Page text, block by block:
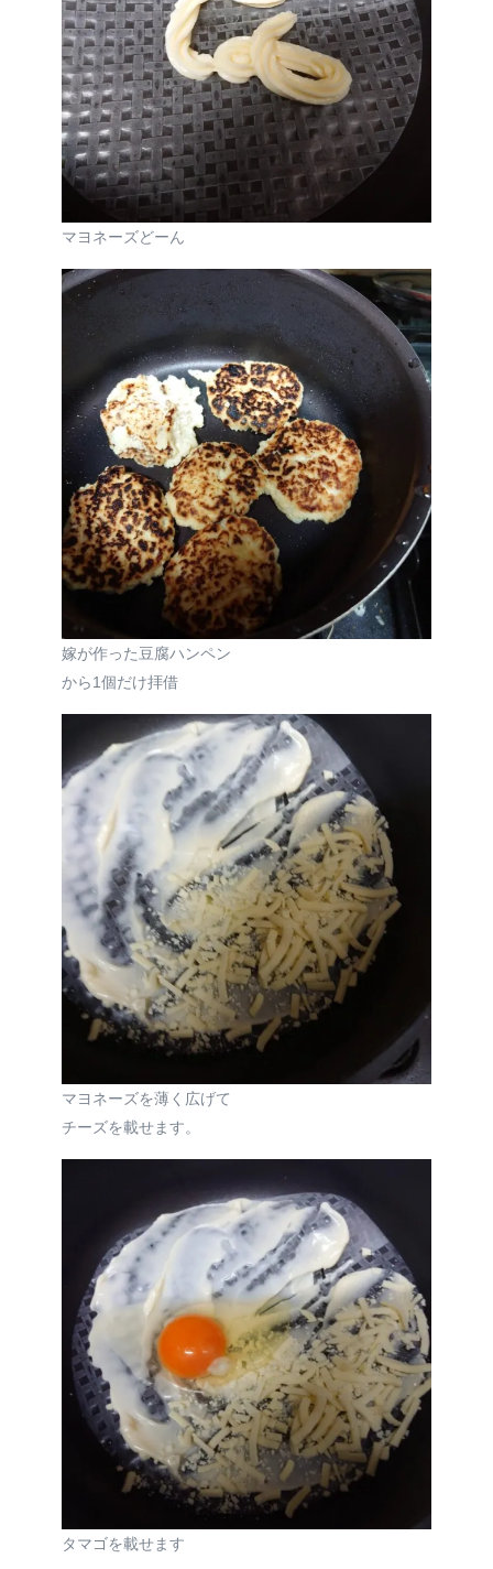
マヨネーズどーん
嫁が作った豆腐ハンペン
から1個だけ拝借
マヨネーズを薄く広げて
チーズを載せます。
タマゴを載せます